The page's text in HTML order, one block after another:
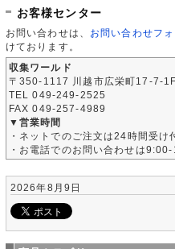
お客様センター
お問い合わせは、 お問い合わせフォ
けております。
収集ワールド
〒350-1117 川越市広栄町17-7-1F
TEL 049-249-2525
FAX 049-257-4989
▼営業時間
・ネットでのご注文は24時間受け
・お電話でのお問い合わせは
2026年8月9日